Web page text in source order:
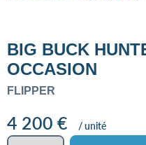
BIG BUCK
OCCASION
FLIPPER
4 200 € / unité